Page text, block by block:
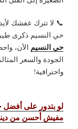
📞 لا تترك عفشك
حي النسيم ذكرى
حي النسيم الآن،
الجودة والسعر
واحترافية!
لو بتدور على
مفيش أحسن من